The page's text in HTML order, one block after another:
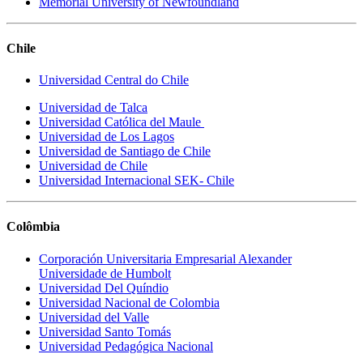
Chile
Universidad Central do Chile
Universidad de Talca
Universidad Católica del Maule
Universidad de Los Lagos
Universidad de Santiago de Chile
Universidad de Chile
Universidad Internacional SEK- Chile
Colômbia
Corporación Universitaria Empresarial Alexander
Universidade de Humbolt
Universidad Del Quíndio
Universidad Nacional de Colombia
Universidad del Valle
Universidad Santo Tomás
Universidad Pedagógica Nacional